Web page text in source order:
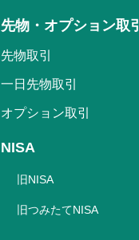
先物・オプション取引
先物取引
一日先物取引
オプション取引
NISA
旧NISA
旧つみたてNISA